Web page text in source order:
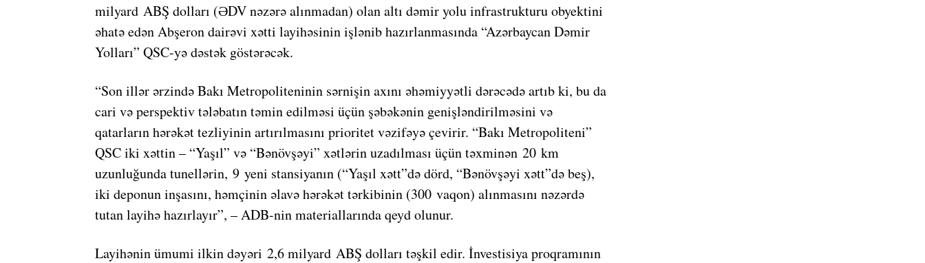
milyard ABŞ dolları (ƏDV nəzərə alınmadan) olan altı dəmir yolu infrastrukturu obyektini
əhatə edən Abşeron dairəvi xətti layihəsinin işlənib hazırlanmasında “Azərbaycan Dəmir
Yolları” QSC-yə dəstək göstərəcək.
“Son illər ərzində Bakı Metropoliteninin sərnişin axını əhəmiyyətli dərəcədə artıb ki, bu da
cari və perspektiv tələbatın təmin edilməsi üçün şəbəkənin genişləndirilməsini və
qatarların hərəkət tezliyinin artırılmasını prioritet vəzifəyə çevirir. “Bakı Metropoliteni”
QSC iki xəttin – “Yaşıl” və “Bənövşəyi” xətlərin uzadılması üçün təxminən 20 km
uzunluğunda tunellərin, 9 yeni stansiyanın (“Yaşıl xətt”də dörd, “Bənövşəyi xətt”də beş),
iki deponun inşasını, həmçinin əlavə hərəkət tərkibinin (300 vaqon) alınmasını nəzərdə
tutan layihə hazırlayır”, – ADB-nin materiallarında qeyd olunur.
Layihənin ümumi ilkin dəyəri 2,6 milyard ABŞ dolları təşkil edir. İnvestisiya proqramının